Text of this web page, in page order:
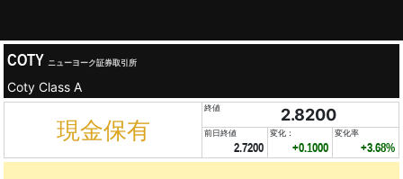
COTY ニューヨーク証券取引所
Coty Class A
現金保有
終値 2.8200
前日終値
2.7200
変化：
+0.1000
変化率
+3.68%